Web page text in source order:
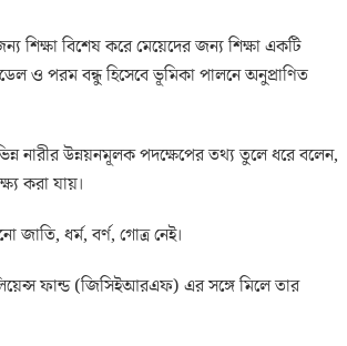
শিক্ষা বিশেষ করে মেয়েদের জন্য শিক্ষা একটি
ও পরম বন্ধু হিসেবে ভূমিকা পালনে অনুপ্রাণিত
নারীর উন্নয়নমূলক পদক্ষেপের তথ্য তুলে ধরে বলেন,
করা যায়।
জাতি, ধর্ম, বর্ণ, গোত্র নেই।
ফান্ড (জিসিইআরএফ) এর সঙ্গে মিলে তার